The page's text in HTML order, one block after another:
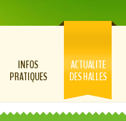
INFOS
PRATIQUES
ACTUALITE
DES HALLES